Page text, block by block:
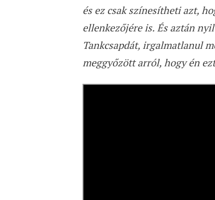
és ez csak színesítheti azt,
ellenkezőjére is. És aztán
Tankcsapdát, irgalmatlanul
meggyőzött arról, hogy én